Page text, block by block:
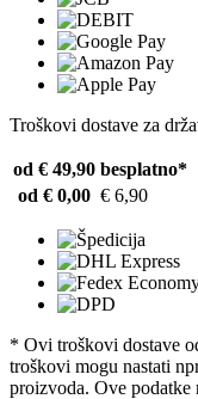
Troškovi dostave za
od € 49,90 besplatno*
od € 0,00 € 6,90
* Ovi troškovi dostave
troškovi mogu nastati
proizvoda. Ove podatke